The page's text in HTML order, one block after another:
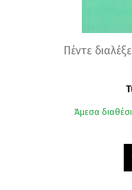
Πέντε
Άμεσα